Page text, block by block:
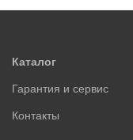
Каталог
Гарантия и сервис
Контакты